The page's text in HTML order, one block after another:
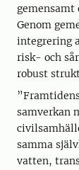
Genom
integrering
risk- och
robust
samverkan
samma
vatten,